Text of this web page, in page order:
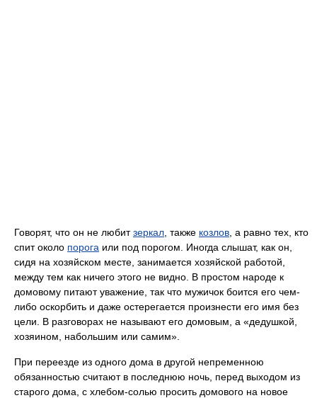
Говорят, что он не любитзеркал , также козлов , а равно тех, кто
спит около порога или под порогом. Иногда слышат, как он,
сидя на хозяйском месте, занимается хозяйской работой,
между тем как ничего этого не видно. В простом народе к
домовому питают уважение, так что мужичок боится его чем-
либо оскорбить и даже остерегается произнести его имя без
цели. В разговорах не называют его домовым, а «дедушкой,
хозяином, набольшим или самим».
При переезде из одного дома в другой непременною
обязанностью считают в последнюю ночь, перед выходом из
старого дома, с хлебом-солью просить домового на новое